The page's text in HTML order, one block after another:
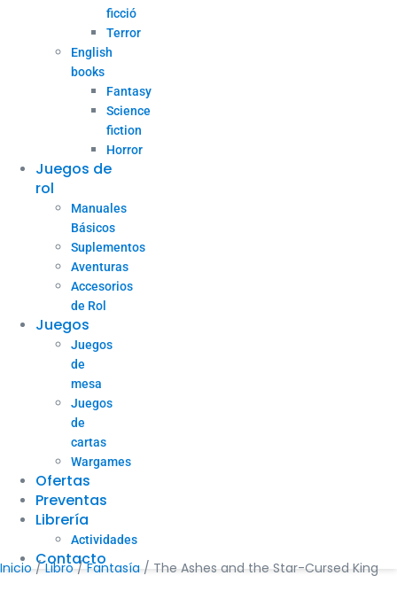
ficció
Terror
English
books
Fantasy
Science
fiction
Horror
Juegos de
rol
Manuales
Básicos
Suplementos
Aventuras
Accesorios
de Rol
Juegos
Juegos
de
mesa
Juegos
de
cartas
Wargames
Ofertas
Preventas
Librería
Actividades
Contacto
Inicio /Libro/Fantasía / The Ashes and the Star-Cursed King